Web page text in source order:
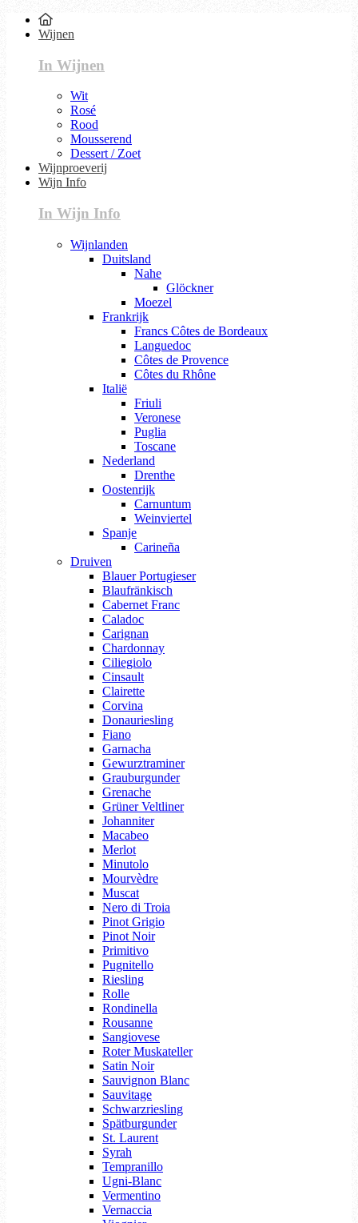
Wijnen
In Wijnen
Wit
Rosé
Rood
Mousserend
Dessert / Zoet
Wijnproeverij
Wijn Info
In Wijn Info
Wijnlanden
Duitsland
Nahe
Glöckner
Moezel
Frankrijk
Francs Côtes de Bordeaux
Languedoc
Côtes de Provence
Côtes du Rhône
Italië
Friuli
Veronese
Puglia
Toscane
Nederland
Drenthe
Oostenrijk
Carnuntum
Weinviertel
Spanje
Carineña
Druiven
Blauer Portugieser
Blaufränkisch
Cabernet Franc
Caladoc
Carignan
Chardonnay
Ciliegiolo
Cinsault
Clairette
Corvina
Donauriesling
Fiano
Garnacha
Gewurztraminer
Grauburgunder
Grenache
Grüner Veltliner
Johanniter
Macabeo
Merlot
Minutolo
Mourvèdre
Muscat
Nero di Troia
Pinot Grigio
Pinot Noir
Primitivo
Pugnitello
Riesling
Rolle
Rondinella
Rousanne
Sangiovese
Roter Muskateller
Satin Noir
Sauvignon Blanc
Sauvitage
Schwarzriesling
Spätburgunder
St. Laurent
Syrah
Tempranillo
Ugni-Blanc
Vermentino
Vernaccia